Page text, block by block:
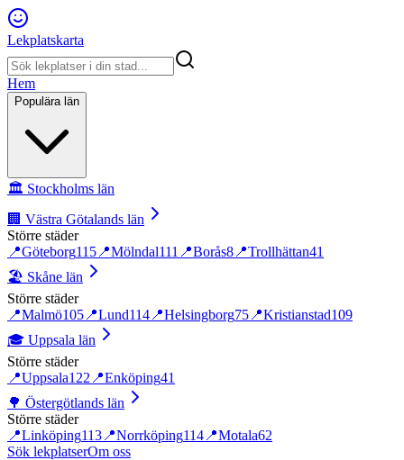
Lekplatskarta
Hem
Populära län
🏛️ Stockholms län
🏢 Västra Götalands län
Större städer
📍Göteborg115 📍Mölndal111 📍Borås8 📍Trollhättan41
🏖️ Skåne län
Större städer
📍Malmö105 📍Lund114 📍Helsingborg75 📍Kristianstad109
🎓 Uppsala län
Större städer
📍Uppsala122 📍Enköping41
🌳 Östergötlands län
Större städer
📍Linköping113 📍Norrköping114 📍Motala62
Sök lekplatserOm oss